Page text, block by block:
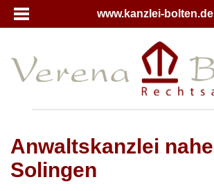
www.kanzlei-bolten.de
Anwaltskanzlei nahe
Solingen